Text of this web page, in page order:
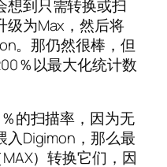
想到只需转换或扫
级为Max，然后将
。那仍然很棒，但
％以最大化统计数
的扫描率，因为无
入Digimon，那么最
）转换它们，因